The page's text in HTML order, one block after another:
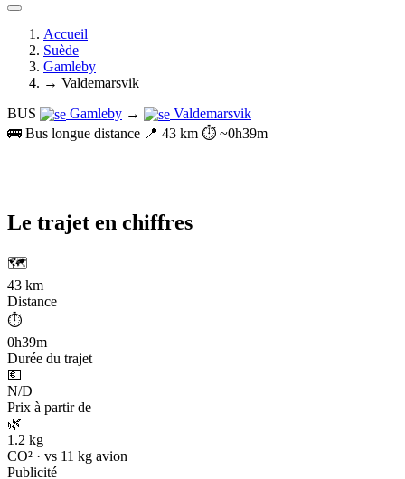
Accueil
Suède
Gamleby
→ Valdemarsvik
BUS
Gamleby →
Valdemarsvik
🚌 Bus longue distance 📍 43 km ⏱️ ~0h39m
Le trajet en chiffres
🗺️
43 km
Distance
⏱️
0h39m
Durée du trajet
💶
N/D
Prix à partir de
🌿
1.2 kg
CO² · vs 11 kg avion
Publicité